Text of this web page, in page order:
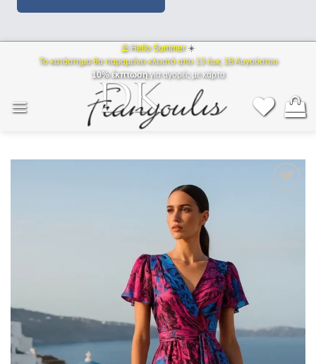
⛱ Hello Summer ☀️
Το κατάστημα θα παραμείνει κλειστό απο 13 έως 18 Αυγούστου
10% έκπτωσηγια αγορές με κάρτα